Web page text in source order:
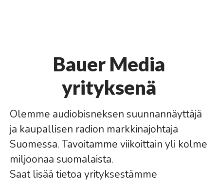
Bauer Media
yrityksenä
Olemme audiobisneksen suunnannäyttäjä
ja kaupallisen radion markkinajohtaja
Suomessa. Tavoitamme viikoittain yli kolme
miljoonaa suomalaista.
Saat lisää tietoa yrityksestämme